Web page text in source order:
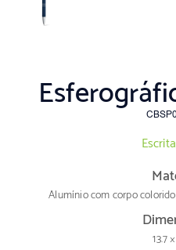
Alumínio com corpo
13.7